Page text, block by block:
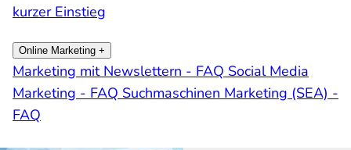
kurzer Einstieg
Online Marketing +
Marketing mit Newslettern - FAQ Social Media
Marketing - FAQ Suchmaschinen Marketing (SEA) -
FAQ